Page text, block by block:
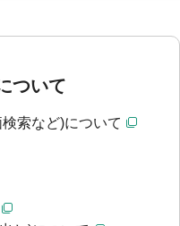
ついて
索など)について